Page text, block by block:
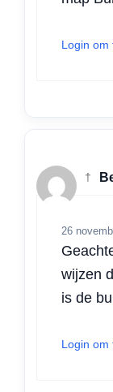
Login om
†
26
wijzen
is de
Login om